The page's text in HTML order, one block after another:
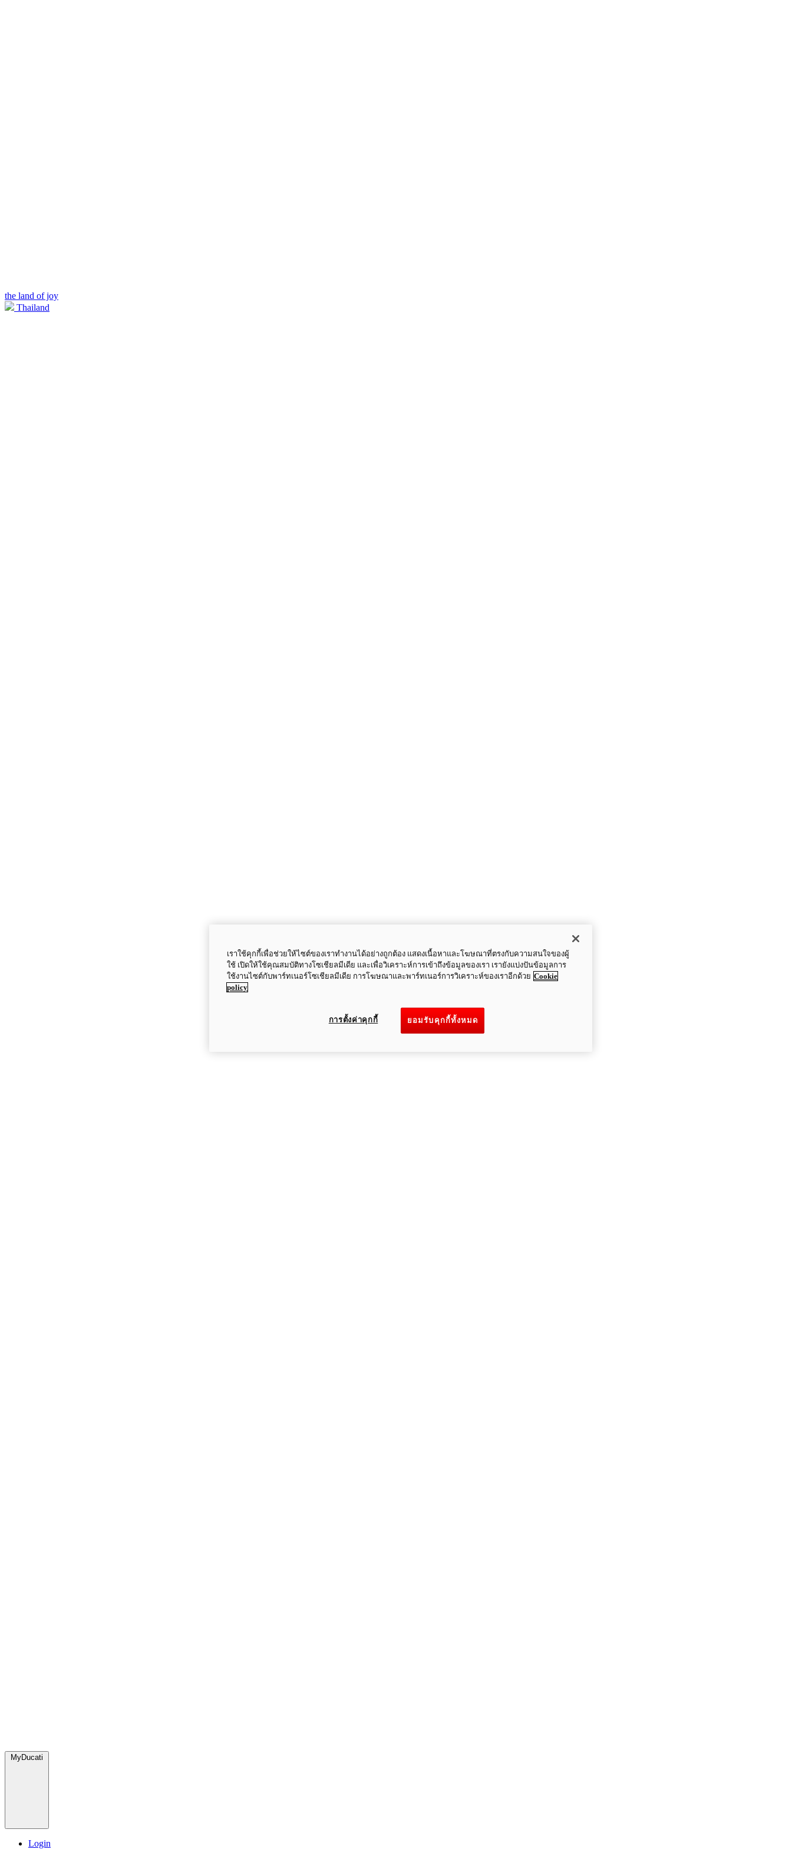
the land of joy
Thailand
MyDucati
Login
เราใช้คุกกี้เพื่อช่วยให้ไซต์ของเราทำงานได้อย่างถูกต้อง แสดงเนื้อหาและโฆษณาที่ตรงกับความสนใจของผู้
ใช้ เปิดให้ใช้คุณสมบัติทางโซเชียลมีเดีย และเพื่อวิเคราะห์การเข้าถึงข้อมูลของเรา เรายังแบ่งปันข้อมูลการ
ใช้งานไซต์กับพาร์ทเนอร์โซเชียลมีเดีย การโฆษณาและพาร์ทเนอร์การวิเคราะห์ของเราอีกด้วย Cookie
policy
ยอมรับคุกกี้ทั้งหมด
การตั้งค่าคุกกี้